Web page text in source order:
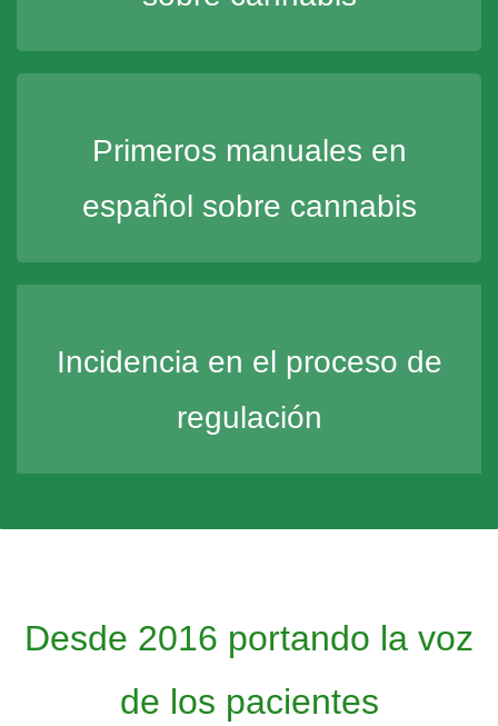
Primeros manuales en
español sobre cannabis
Incidencia en el proceso de
regulación
Desde 2016 portando la voz
de los pacientes